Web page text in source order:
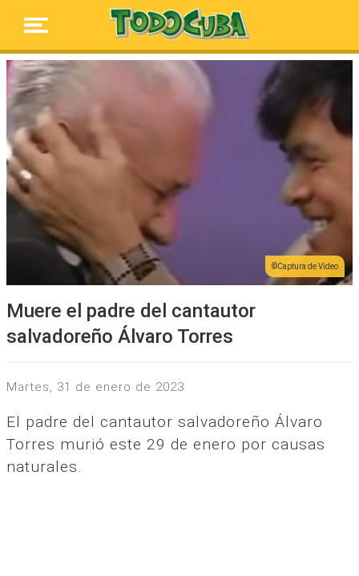
Captura de Video
Muere el padre del cantautor
salvadoreño Álvaro Torres
martes, 31 de enero de 2023
El padre del cantautor salvadoreño Álvaro
Torres murió este 29 de enero por causas
naturales.